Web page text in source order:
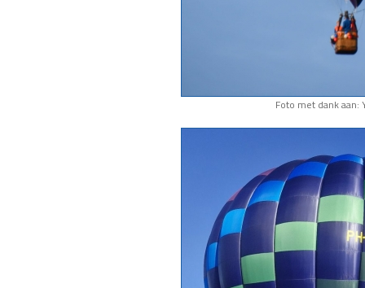
Foto met dank aan: